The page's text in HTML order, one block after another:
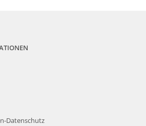
Datenschutz